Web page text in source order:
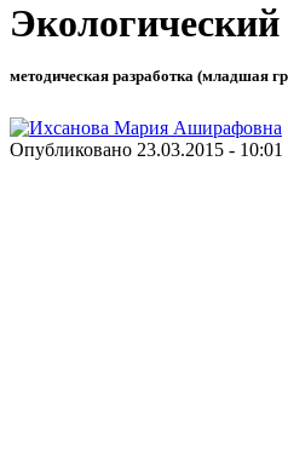
методическая разработка (младшая
Опубликовано 23.03.2015 - 10:01